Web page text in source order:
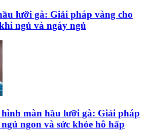
lưỡi gà: Giải pháp vàng cho
ngủ và ngáy ngủ
màn hầu lưỡi gà: Giải pháp
ngon và sức khỏe hô hấp